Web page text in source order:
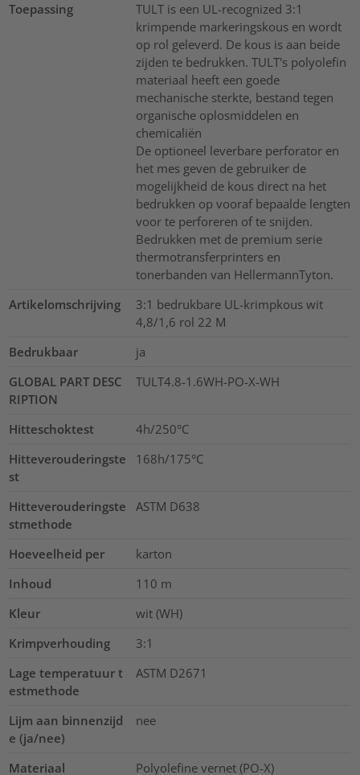
Toepassing
TULT is een UL-recognized 3:1
krimpende markeringskous en wordt
op rol geleverd. De kous is aan beide
zijden te bedrukken. TULT's polyolefin
materiaal heeft een goede
mechanische sterkte, bestand tegen
organische oplosmiddelen en
chemicaliën
De optioneel leverbare perforator en
het mes geven de gebruiker de
mogelijkheid de kous direct na het
bedrukken op vooraf bepaalde lengten
voor te perforeren of te snijden.
Bedrukken met de premium serie
thermotransferprinters en
tonerbanden van HellermannTyton.
Artikelomschrijving
3:1 bedrukbare UL-krimpkous wit
4,8/1,6 rol 22 M
Bedrukbaar
ja
GLOBAL PART DESC
RIPTION
TULT4.8-1.6WH-PO-X-WH
Hitteschoktest
4h/250°C
Hitteverouderingste
st
168h/175°C
Hitteverouderingste
stmethode
ASTM D638
Hoeveelheid per
karton
Inhoud
110 m
Kleur
wit (WH)
Krimpverhouding
3:1
Lage temperatuur t
estmethode
ASTM D2671
Lijm aan binnenzijd
e (ja/nee)
nee
Materiaal Polyolefine vernet (PO-X)